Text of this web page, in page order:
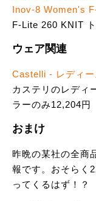
Inov-8 Women's
F-Lite 260 KNIT
ウェア関連
Castelli - レディ
カステリのレディ
ラーのみ12,204円
おまけ
昨晩の某社の全商
報です。おそらく
ってくるはず！？